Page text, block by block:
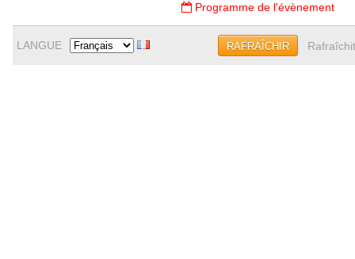
Programme de l'évènement
LANGUE RAFRAÎCHIR